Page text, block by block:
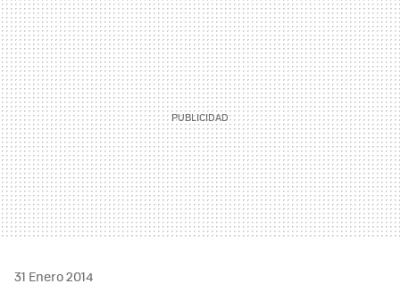
MAIL
31 Enero 2014